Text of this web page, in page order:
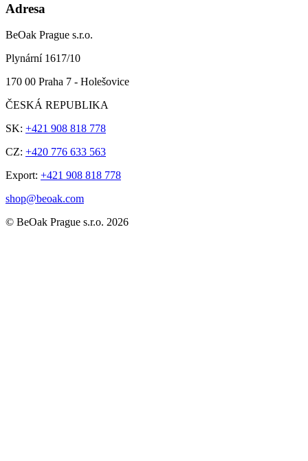
Adresa
BeOak Prague s.r.o.
Plynární 1617/10
170 00 Praha 7 - Holešovice
ČESKÁ REPUBLIKA
SK: +421 908 818 778
CZ: +420 776 633 563
Export: +421 908 818 778
shop@beoak.com
© BeOak Prague s.r.o. 2026